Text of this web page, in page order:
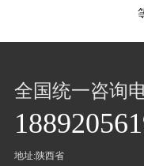
全国统一咨询
地址:陕西省